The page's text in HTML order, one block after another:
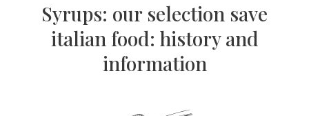
Syrups: our selection save
italian food: history and
information